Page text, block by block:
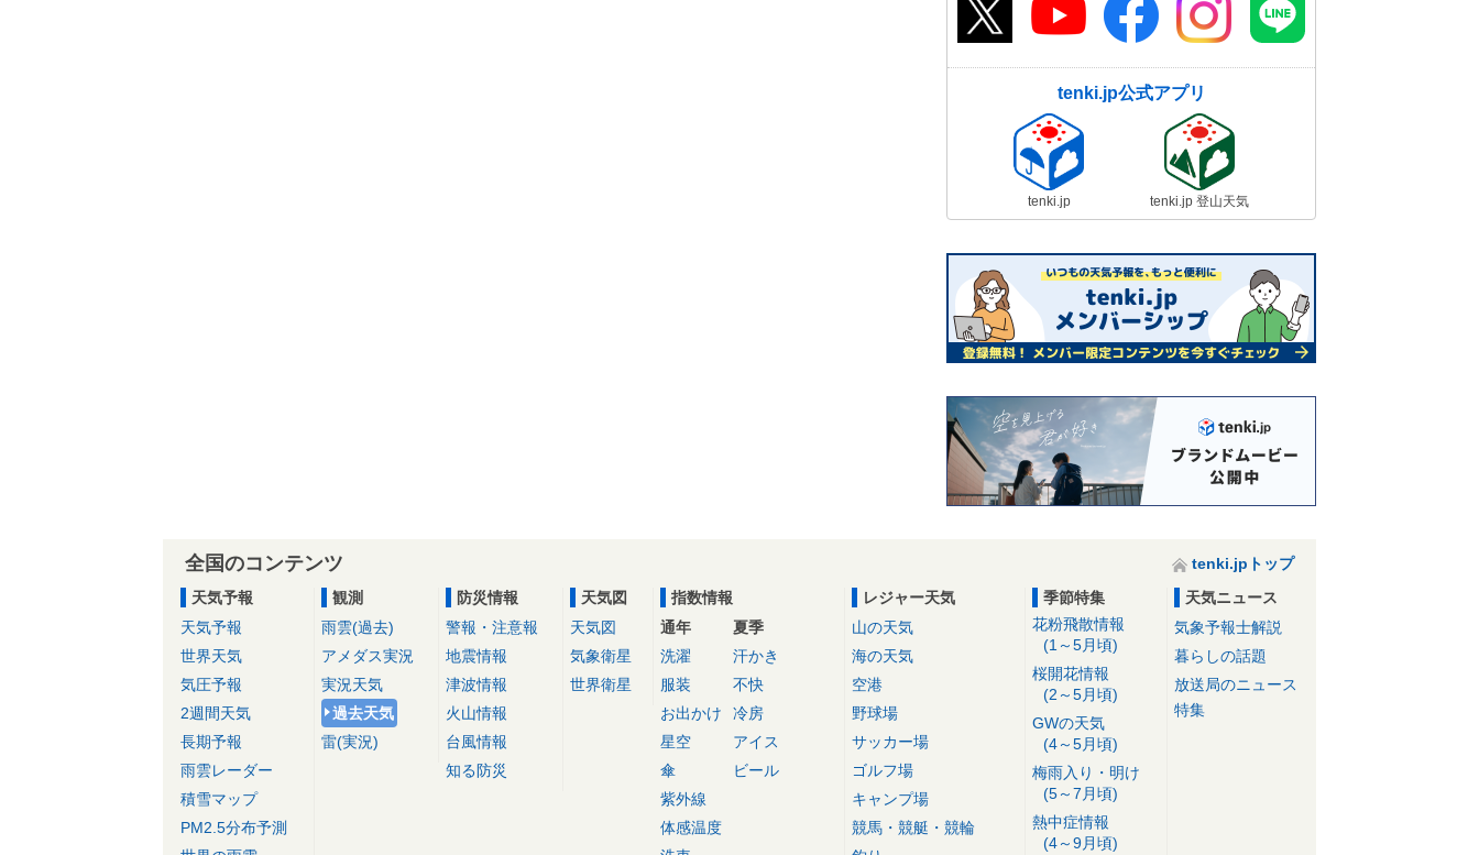
tenki.jp公式アプリ
tenki.jp tenki.jp 登山天気
全国のコンテンツ
tenki.jpトップ
天気予報
天気予報
世界天気
気圧予報
2週間天気
長期予報
雨雲レーダー
積雪マップ
PM2.5分布予測
観測
雨雲(過去)
アメダス実況
実況天気
過去天気
雷(実況)
防災情報
警報・注意報
地震情報
津波情報
火山情報
台風情報
知る防災
天気図
天気図
気象衛星
世界衛星
指数情報
通年
洗濯
服装
お出かけ
星空
傘
紫外線
体感温度
夏季
汗かき
不快
冷房
アイス
ビール
レジャー天気
山の天気
海の天気
空港
野球場
サッカー場
ゴルフ場
キャンプ場
競馬・競艇・競輪
季節特集
花粉飛散情報
(1～5月頃)
桜開花情報
(2～5月頃)
GWの天気
(4～5月頃)
梅雨入り・明け
(5～7月頃)
熱中症情報
(4～9月頃)
天気ニュース
気象予報士解説
暮らしの話題
放送局のニュース
特集